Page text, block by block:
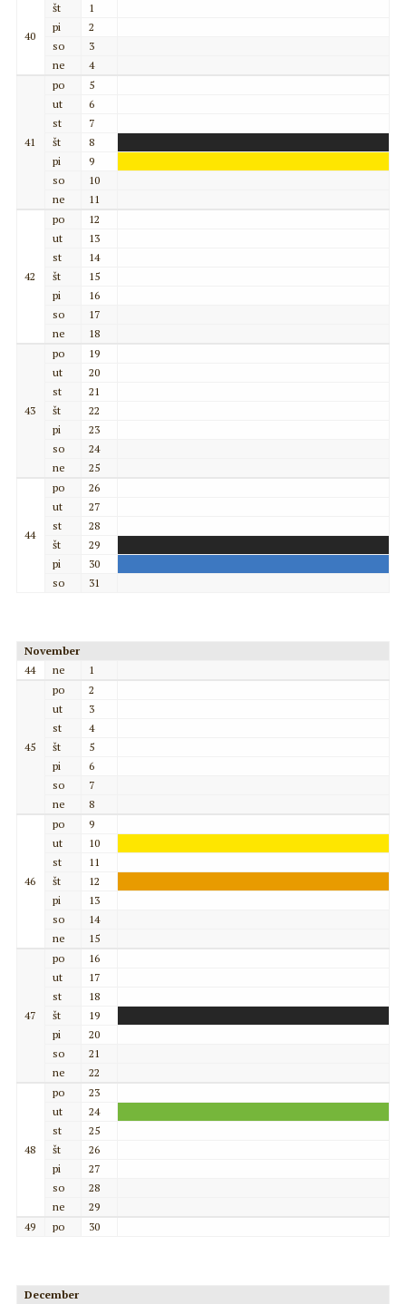
40
št
1
pi
2
so
3
ne
4
41
po
5
ut
6
st
7
št
8
pi
9
so
10
ne
11
42
po
12
ut
13
st
14
št
15
pi
16
so
17
ne
18
43
po
19
ut
20
st
21
št
22
pi
23
so
24
ne
25
44
po
26
ut
27
st
28
št
29
pi
30
so
31
November
44
ne 1
45
po
2
ut
3
st
4
št
5
pi
6
so
7
ne
8
46
po
9
ut
10
st
11
št
12
pi
13
so
14
ne
15
47
po
16
ut
17
st
18
št
19
pi
20
so
21
ne
22
48
po
23
ut
24
st
25
št
26
pi
27
so
28
ne
29
49
po 30
December